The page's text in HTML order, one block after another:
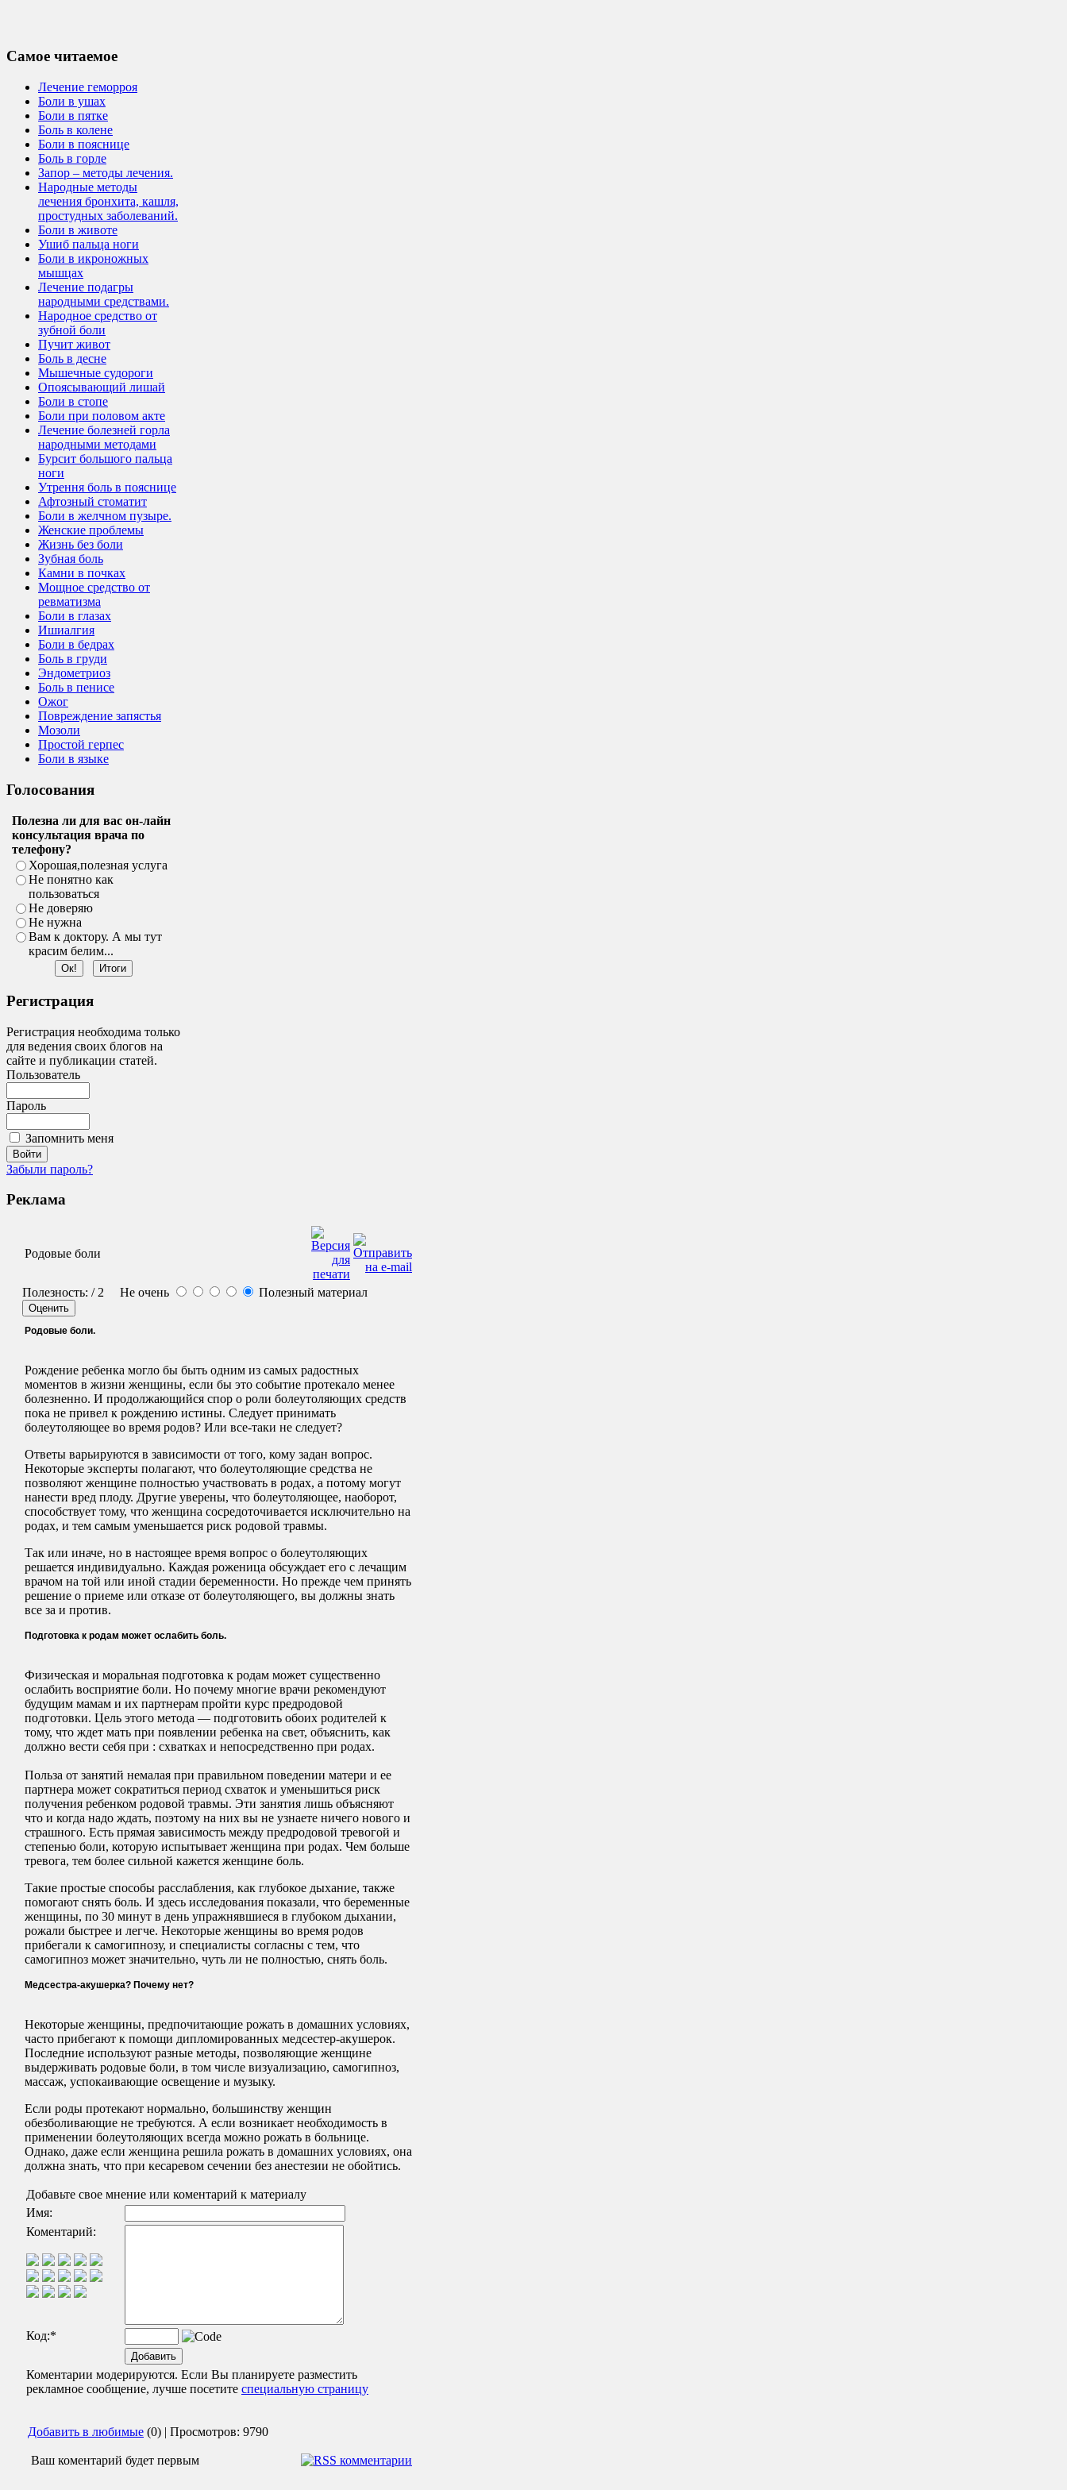
Самое читаемое
Лечение геморроя
Боли в ушах
Боли в пятке
Боль в колене
Боли в пояснице
Боль в горле
Запор – методы лечения.
Народные методы
лечения бронхита, кашля,
простудных заболеваний.
Боли в животе
Ушиб пальца ноги
Боли в икроножных
мышцах
Лечение подагры
народными средствами.
Народное средство от
зубной боли
Пучит живот
Боль в десне
Мышечные судороги
Опоясывающий лишай
Боли в стопе
Боли при половом акте
Лечение болезней горла
народными методами
Бурсит большого пальца
ноги
Утрення боль в пояснице
Афтозный стоматит
Боли в желчном пузыре.
Женские проблемы
Жизнь без боли
Зубная боль
Камни в почках
Мощное средство от
ревматизма
Боли в глазах
Ишиалгия
Боли в бедрах
Боль в груди
Эндометриоз
Боль в пенисе
Ожог
Повреждение запястья
Мозоли
Простой герпес
Боли в языке
Голосования
Полезна ли для вас он-лайн
консультация врача по
телефону?
Хорошая,полезная услуга
Не понятно как
пользоваться
Не доверяю
Не нужна
Вам к доктору. А мы тут
красим белим...
Регистрация
Регистрация необходима только
для ведения своих блогов на
сайте и публикации статей.
Пользователь
Пароль
Запомнить меня
Забыли пароль?
Реклама
Родовые боли
Полезность: / 2 Не очень Полезный материал
Родовые боли.
Рождение ребенка могло бы быть одним из самых радостных
моментов в жизни женщины, если бы это событие протекало менее
болезненно. И продолжающийся спор о роли болеутоляющих средств
пока не привел к рождению истины. Следует принимать
болеутоляющее во время родов? Или все-таки не следует?
Ответы варьируются в зависимости от того, кому задан вопрос.
Некоторые эксперты полагают, что болеутоляющие средства не
позволяют женщине полностью участвовать в родах, а потому могут
нанести вред плоду. Другие уверены, что болеутоляющее, наоборот,
способствует тому, что женщина сосредоточивается исключительно на
родах, и тем самым уменьшается риск родовой травмы.
Так или иначе, но в настоящее время вопрос о болеутоляющих
решается индивидуально. Каждая роженица обсуждает его с лечащим
врачом на той или иной стадии беременности. Но прежде чем принять
решение о приеме или отказе от болеутоляющего, вы должны знать
все за и против.
Подготовка к родам может ослабить боль.
Физическая и моральная подготовка к родам может существенно
ослабить восприятие боли. Но почему многие врачи рекомендуют
будущим мамам и их партнерам пройти курс предродовой
подготовки. Цель этого метода — подготовить обоих родителей к
тому, что ждет мать при появлении ребенка на свет, объяснить, как
должно вести себя при : схватках и непосредственно при родах.
Польза от занятий немалая при правильном поведении матери и ее
партнера может сократиться период схваток и уменьшиться риск
получения ребенком родовой травмы. Эти занятия лишь объясняют
что и когда надо ждать, поэтому на них вы не узнаете ничего нового и
страшного. Есть прямая зависимость между предродовой тревогой и
степенью боли, которую испытывает женщина при родах. Чем больше
тревога, тем более сильной кажется женщине боль.
Такие простые способы расслабления, как глубокое дыхание, также
помогают снять боль. И здесь исследования показали, что беременные
женщины, по 30 минут в день упражнявшиеся в глубоком дыхании,
рожали быстрее и легче. Некоторые женщины во время родов
прибегали к самогипнозу, и специалисты согласны с тем, что
самогипноз может значительно, чуть ли не полностью, снять боль.
Медсестра-акушерка? Почему нет?
Некоторые женщины, предпочитающие рожать в домашних условиях,
часто прибегают к помощи дипломированных медсестер-акушерок.
Последние используют разные методы, позволяющие женщине
выдерживать родовые боли, в том числе визуализацию, самогипноз,
массаж, успокаивающие освещение и музыку.
Если роды протекают нормально, большинству женщин
обезболивающие не требуются. А если возникает необходимость в
применении болеутоляющих всегда можно рожать в больнице.
Однако, даже если женщина решила рожать в домашних условиях, она
должна знать, что при кесаревом сечении без анестезии не обойтись.
Добавьте свое мнение или коментарий к материалу
Имя:
Коментарий:
Код:*
Коментарии модерируются. Если Вы планируете разместить
рекламное сообщение, лучше посетите специальную страницу
Добавить в любимые (0) | Просмотров: 9790
Ваш коментарий будет первым